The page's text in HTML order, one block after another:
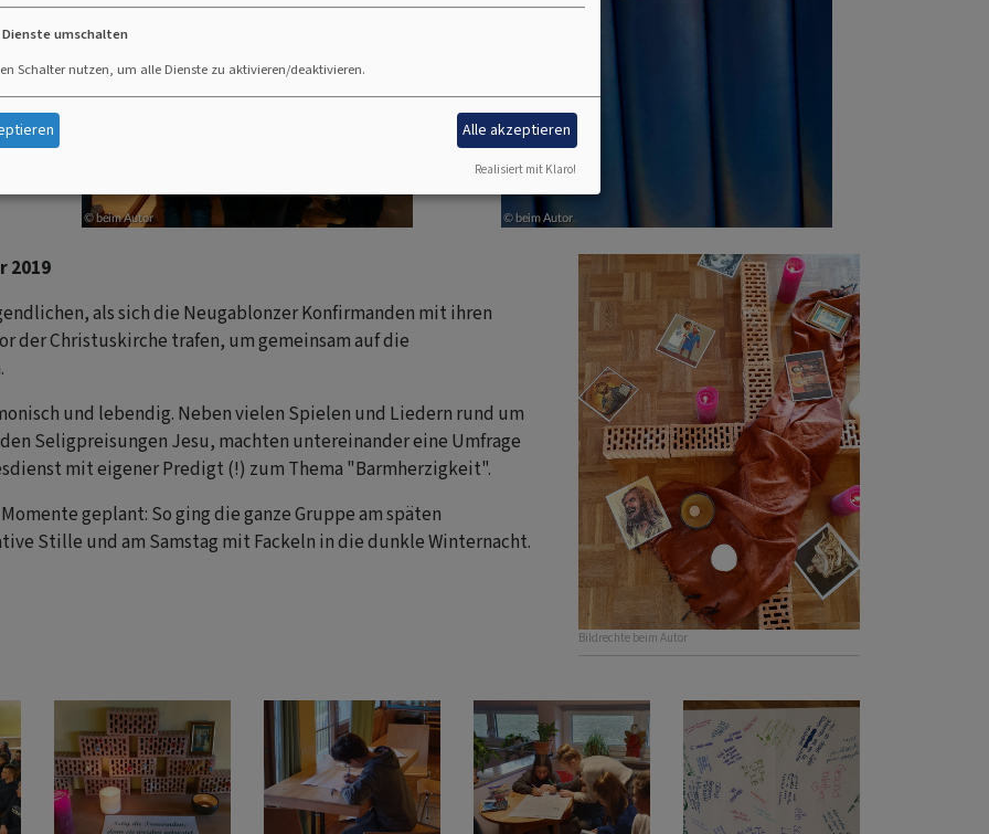
Bildrechte beim Autor
2019
als sich die Neugablonzer Konfirmanden mit ihren
der Christuskirche trafen, um gemeinsam auf die
und lebendig. Neben vielen Spielen und Liedern rund um
Seligpreisungen Jesu, machten untereinander eine Umfrage
mit eigener Predigt (!) zum Thema "Barmherzigkeit".
geplant: So ging die ganze Gruppe am späten
Stille und am Samstag mit Fackeln in die dunkle Winternacht.
umschalten
Schalter nutzen, um alle Dienste zu aktivieren/deaktivieren.
Alle akzeptieren
Realisiert mit Klaro!